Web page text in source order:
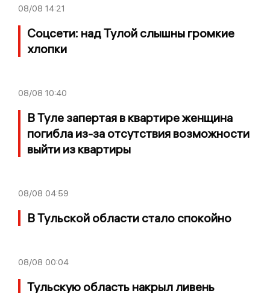
08/08 14:21
Соцсети: над Тулой слышны громкие
хлопки
08/08 10:40
В Туле запертая в квартире женщина
погибла из-за отсутствия возможности
выйти из квартиры
08/08 04:59
В Тульской области стало спокойно
08/08 00:04
Тульскую область накрыл ливень